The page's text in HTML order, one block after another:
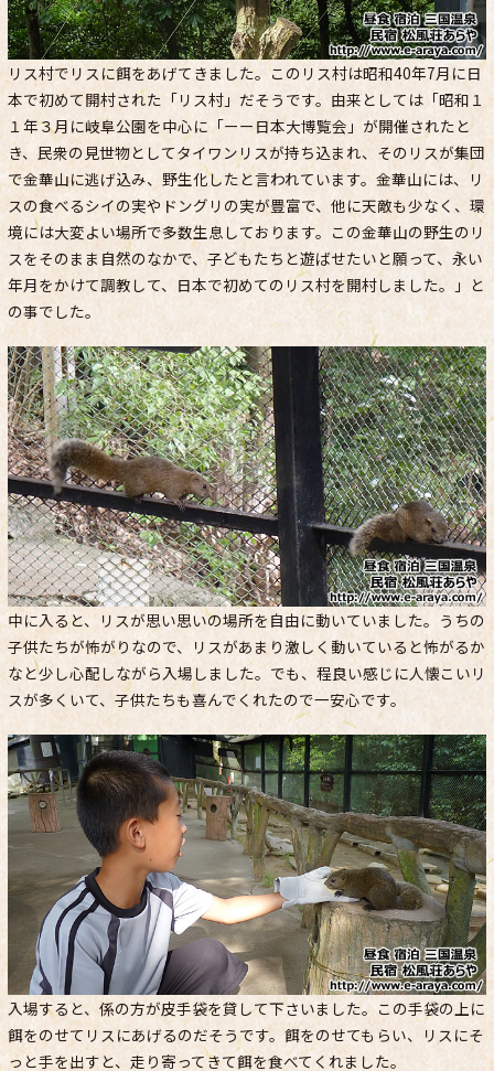
リス村でリスに餌をあげてきました。このリス村は昭和40年7月に日
本で初めて開村された「リス村」だそうです。由来としては「昭和１
１年３月に岐阜公園を中心に「ーー日本大博覧会」が開催されたと
き、民衆の見世物としてタイワンリスが持ち込まれ、そのリスが集団
で金華山に逃げ込み、野生化したと言われています。金華山には、リ
スの食べるシイの実やドングリの実が豊富で、他に天敵も少なく、環
境には大変よい場所で多数生息しております。この金華山の野生のリ
スをそのまま自然のなかで、子どもたちと遊ばせたいと願って、永い
年月をかけて調教して、日本で初めてのリス村を開村しました。」と
の事でした。
中に入ると、リスが思い思いの場所を自由に動いていました。うちの
子供たちが怖がりなので、リスがあまり激しく動いていると怖がるか
なと少し心配しながら入場しました。でも、程良い感じに人懐こいリ
スが多くいて、子供たちも喜んでくれたので一安心です。
入場すると、係の方が皮手袋を貸して下さいました。この手袋の上に
餌をのせてリスにあげるのだそうです。餌をのせてもらい、リスにそ
っと手を出すと、走り寄ってきて餌を食べてくれました。